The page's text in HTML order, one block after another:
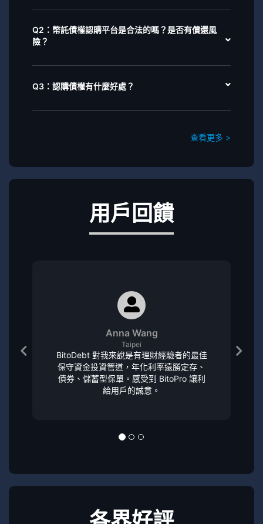
Q2：幣託債權認購平台是合法的嗎？是否有償還風
險？
Q3：認購債權有什麼好處？
查看更多 >
用戶回饋
Anna Wang
Taipei
BitoDebt 對我來說是有理財經驗者的最佳
保守資金投資管道，年化利率遠勝定存、
債券、儲蓄型保單。感受到 BitoPro 讓利
給用戶的誠意。